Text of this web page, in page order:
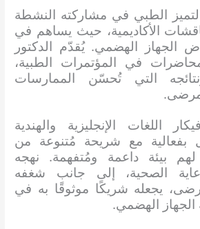
الطبي في مشاركته النشطة
الأكاديمية، حيث يساهم في
الجهاز الهضمي. يُقدّم الدكتور
محاضرات في المؤتمرات الطبية،
التي تُحسّن الممارسات
اللغات الإنجليزية والهندية
بفعالية مع شريحة مُتنوعة من
بيئة داعمة ومُتفهمة. نهجه
الصحية، إلى جانب شغفه
يجعله شريكًا موثوقًا به في
الهضمي.